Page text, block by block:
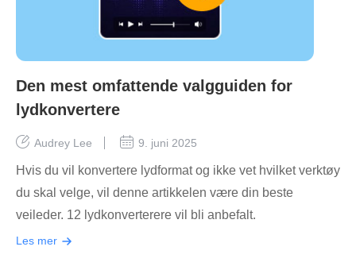
Den mest omfattende valgguiden for
lydkonvertere
Audrey Lee 9. juni 2025
Hvis du vil konvertere lydformat og ikke vet hvilket verktøy
du skal velge, vil denne artikkelen være din beste
veileder. 12 lydkonverterere vil bli anbefalt.
Les mer